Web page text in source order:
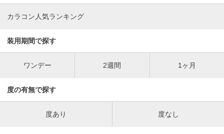
カラコン人気ランキング
装用期間で探す
ワンデー 2週間 1ヶ月
度の有無で探す
度あり 度なし